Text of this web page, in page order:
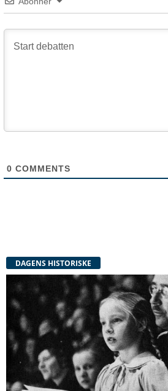
0 COMMENTS
DAGENS HISTORISKE